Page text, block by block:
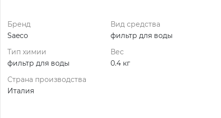
Бренд
Saeco
Вид средства
фильтр для воды
Тип химии
фильтр для воды
Вес
0.4 кг
Страна производства
Италия